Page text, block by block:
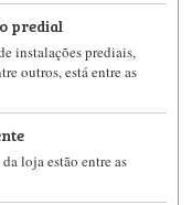
predial
instalações prediais,
outros, está entre as
loja estão entre as